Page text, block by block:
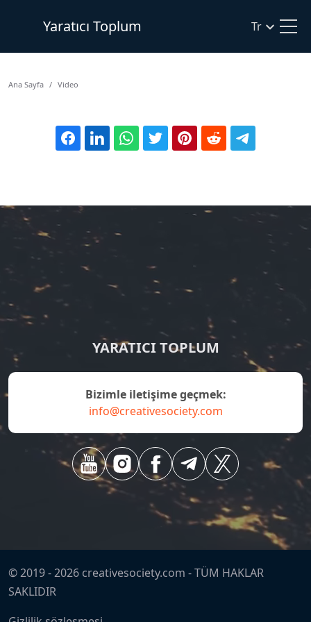
Yaratıcı Toplum Tr
Ana Sayfa Video
YARATICI TOPLUM
bizimle iletişime geçmek:
info@creativesociety.com
© 2019 -2026 creativesociety.com -TÜM HAKLAR
SAKLIDIR